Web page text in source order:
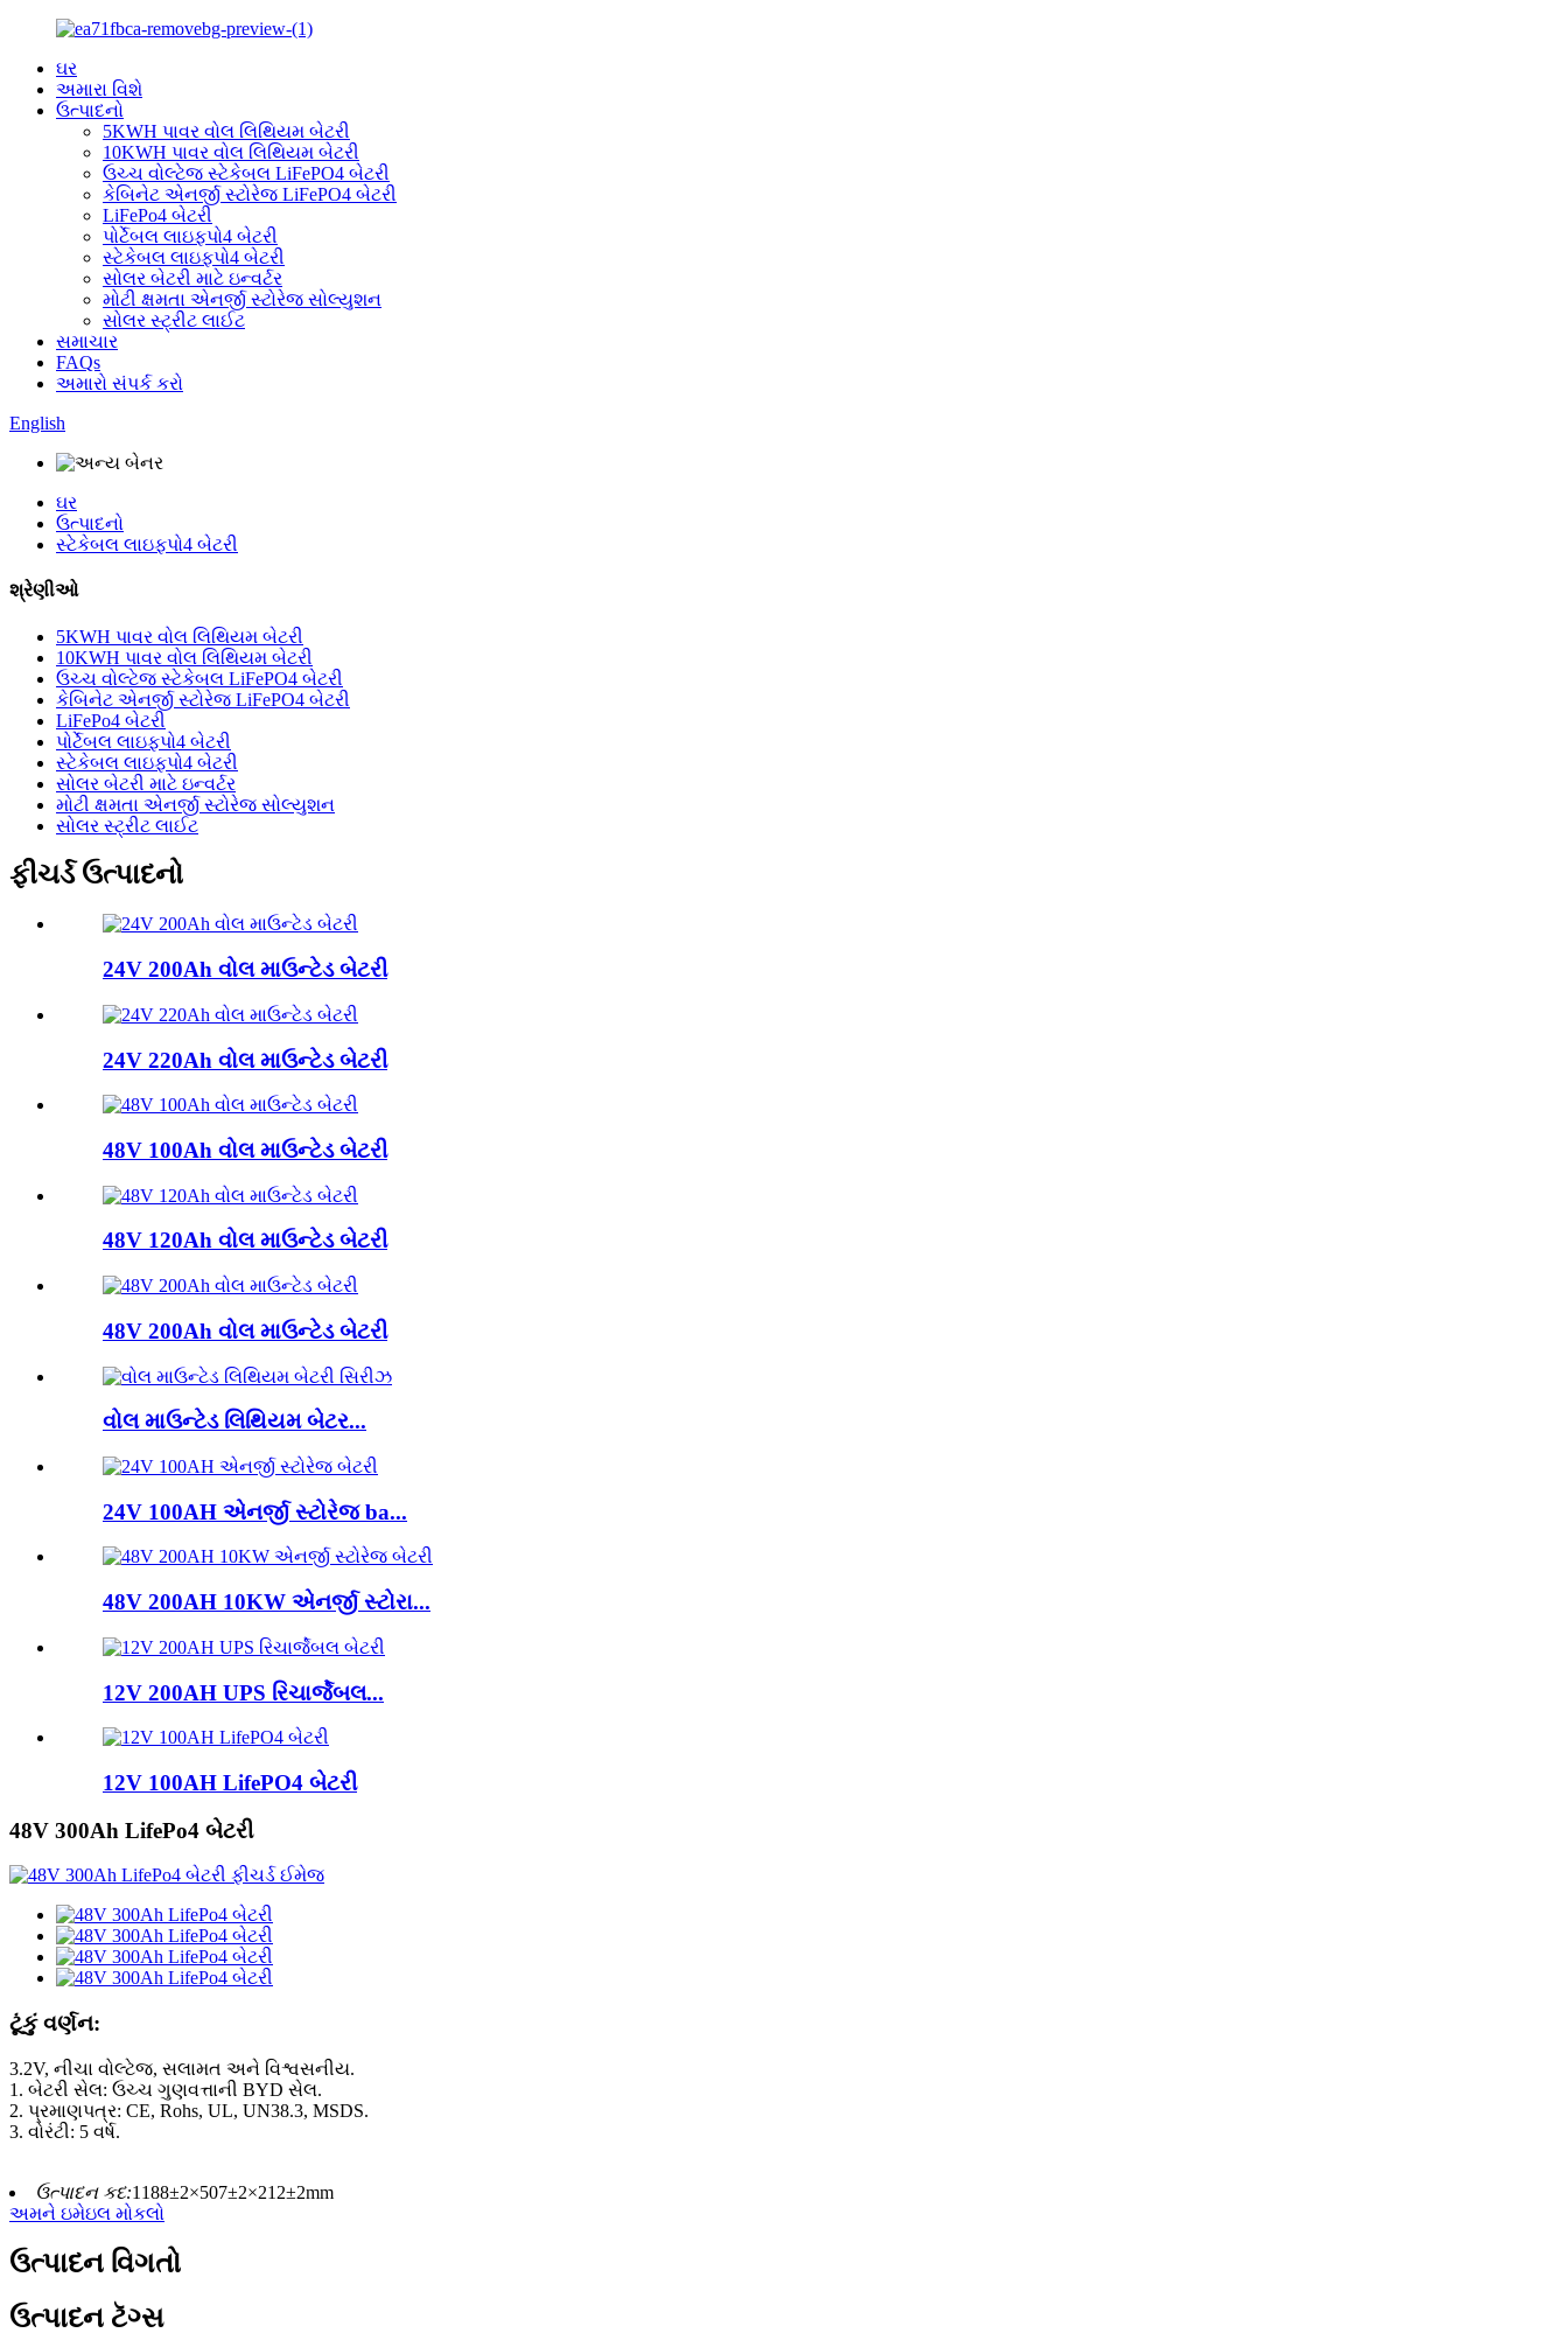
ઘર
અમારા વિશે
ઉત્પાદનો
5KWH પાવર વોલ લિથિયમ બેટરી
10KWH પાવર વોલ લિથિયમ બેટરી
ઉચ્ચ વોલ્ટેજ સ્ટેકેબલ LiFePO4 બેટરી
કેબિનેટ એનર્જી સ્ટોરેજ LiFePO4 બેટરી
LiFePo4 બેટરી
પોર્ટેબલ લાઇફપો4 બેટરી
સ્ટેકેબલ લાઇફપો4 બેટરી
સોલર બેટરી માટે ઇન્વર્ટર
મોટી ક્ષમતા એનર્જી સ્ટોરેજ સોલ્યુશન
સોલર સ્ટ્રીટ લાઈટ
સમાચાર
FAQs
અમારો સંપર્ક કરો
English
ઘર
ઉત્પાદનો
સ્ટેકેબલ લાઇફપો4 બેટરી
શ્રેણીઓ
5KWH પાવર વોલ લિથિયમ બેટરી
10KWH પાવર વોલ લિથિયમ બેટરી
ઉચ્ચ વોલ્ટેજ સ્ટેકેબલ LiFePO4 બેટરી
કેબિનેટ એનર્જી સ્ટોરેજ LiFePO4 બેટરી
LiFePo4 બેટરી
પોર્ટેબલ લાઇફપો4 બેટરી
સ્ટેકેબલ લાઇફપો4 બેટરી
સોલર બેટરી માટે ઇન્વર્ટર
મોટી ક્ષમતા એનર્જી સ્ટોરેજ સોલ્યુશન
સોલર સ્ટ્રીટ લાઈટ
ફીચર્ડ ઉત્પાદનો
24V 200Ah વોલ માઉન્ટેડ બેટરી
24V 220Ah વોલ માઉન્ટેડ બેટરી
48V 100Ah વોલ માઉન્ટેડ બેટરી
48V 120Ah વોલ માઉન્ટેડ બેટરી
48V 200Ah વોલ માઉન્ટેડ બેટરી
વોલ માઉન્ટેડ લિથિયમ બેટર...
24V 100AH ​​એનર્જી સ્ટોરેજ ba...
48V 200AH 10KW એનર્જી સ્ટોરા...
12V 200AH UPS રિચાર્જેબલ...
12V 100AH ​​LifePO4 બેટરી
48V 300Ah LifePo4 બેટરી
ટૂંકું વર્ણન:
3.2V, નીચા વોલ્ટેજ, સલામત અને વિશ્વસનીય.
1. બેટરી સેલ: ઉચ્ચ ગુણવત્તાની BYD સેલ.
2. પ્રમાણપત્ર: CE, Rohs, UL, UN38.3, MSDS.
3. વોરંટી: 5 વર્ષ.
ઉત્પાદન કદ:1188±2×507±2×212±2mm
અમને ઇમેઇલ મોકલો
ઉત્પાદન વિગતો
ઉત્પાદન ટૅગ્સ